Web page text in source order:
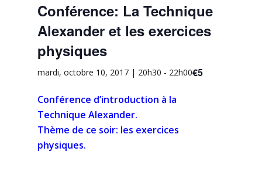
Conférence: La Technique
Alexander et les exercices
physiques
mardi, octobre 10, 2017 | 20h30 - 22h00€5
Conférence d’introduction à la
Technique Alexander.
Thème de ce soir: les exercices
physiques.